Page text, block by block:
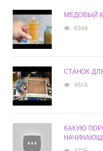
МЕДОВЫЙ
6348
СТАНОК
9516
КАКУЮ